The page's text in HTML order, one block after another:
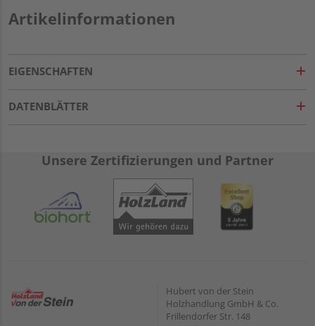
Artikelinformationen
EIGENSCHAFTEN
DATENBLÄTTER
Unsere Zertifizierungen und Partner
Hubert von der Stein
Holzhandlung GmbH & Co.
Frillendorfer Str. 148